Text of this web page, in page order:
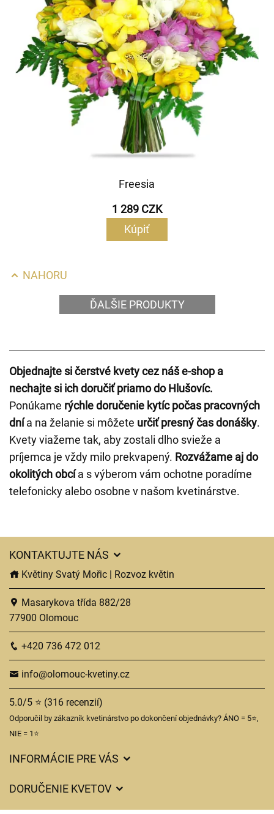
Freesia
1 289 CZK
Kúpiť
NAHORU
ĎALŠIE PRODUKTY
Objednajte si čerstvé kvety cez náš e-shop a
nechajte si ich doručiť priamo do Hlušovíc.
Ponúkame rýchle doručenie kytíc počas pracovných
dnía na želanie si môžete určiť presný čas donášky.
Kvety viažeme tak, aby zostali dlho svieže a
príjemca je vždy milo prekvapený. Rozvážame aj do
okolitých obcía s výberom vám ochotne poradíme
telefonicky alebo osobne v našom kvetinárstve.
KONTAKTUJTE NÁS
Květiny Svatý Mořic | Rozvoz květin
Masarykova třída 882/28
77900 Olomouc
+420 736 472 012
info@olomouc-kvetiny.cz
5.0/5 ⭐ (316 recenzií)
Odporučil by zákazník kvetinárstvo po dokončení objednávky? ÁNO = 5⭐,
NIE = 1⭐
INFORMÁCIE PRE VÁS
DORUČENIE KVETOV
Poplatky za doručenie